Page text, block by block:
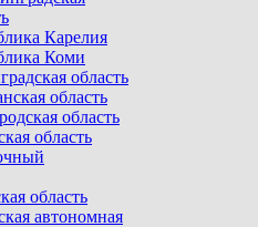
Карелия
Коми
область
область
область
область
область
автономная